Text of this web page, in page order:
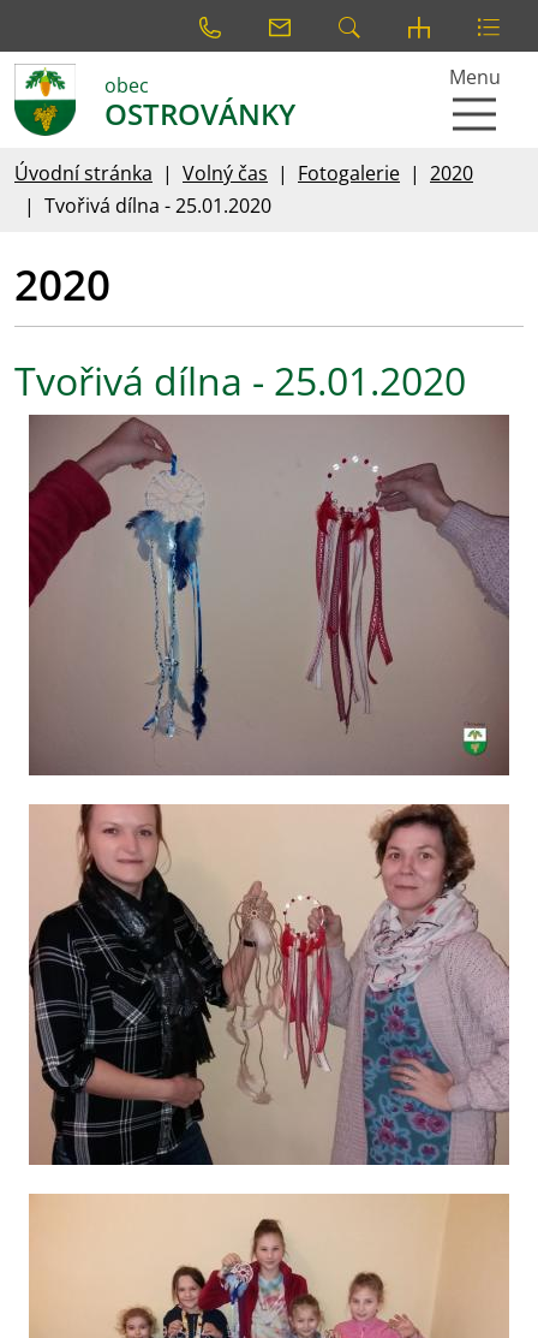
obec
OSTROVÁNKY
Menu
Úvodní stránka Volný čas Fotogalerie
2020
Tvořivá dílna - 25.01.2020
2020
Tvořivá dílna - 25.01.2020